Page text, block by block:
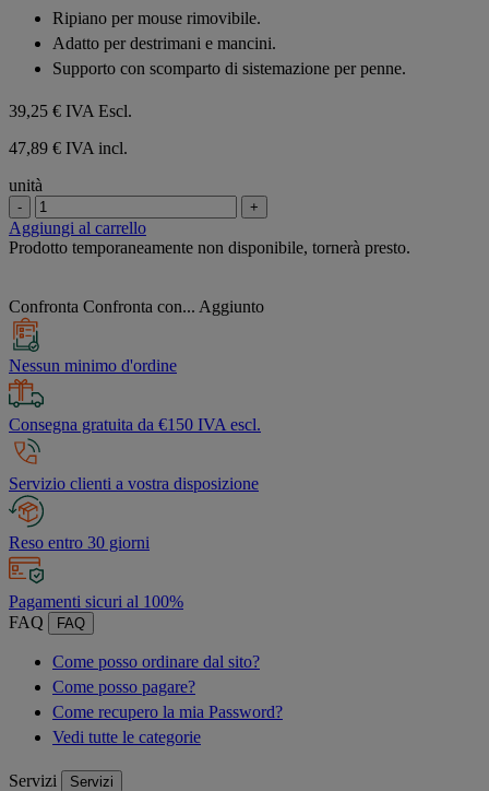
stelle.
Ripiano per mouse rimovibile.
Adatto per destrimani e mancini.
Supporto con scomparto di sistemazione per penne.
39,25 € IVA Escl.
47,89 € IVA incl.
unità
- +
Aggiungi al carrello
Prodotto temporaneamente non disponibile, tornerà presto.
Confronta Confronta con... Aggiunto
Nessun minimo d'ordine
Consegna gratuita da €150 IVA escl.
Servizio clienti a vostra disposizione
Reso entro 30 giorni
Pagamenti sicuri al 100%
FAQ
FAQ
Come posso ordinare dal sito?
Come posso pagare?
Come recupero la mia Password?
Vedi tutte le categorie
Servizi Servizi